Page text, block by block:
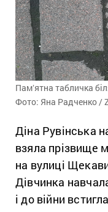
Памʼятна табличка
Фото: Яна Радченко /
Діна Рувінська
взяла прізвище
на вулиці
Дівчинка
і до війни